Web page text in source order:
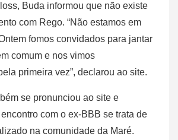
Buda informou que não existe
com Rego. “Não estamos em
fomos convidados para jantar
comum e nos vimos
primeira vez”, declarou ao site.
se pronunciou ao site e
com o ex-BBB se trata de
na comunidade da Maré.